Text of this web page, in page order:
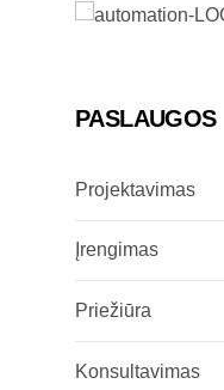
PASLAUGOS
Projektavimas
Įrengimas
Priežiūra
Konsultavimas